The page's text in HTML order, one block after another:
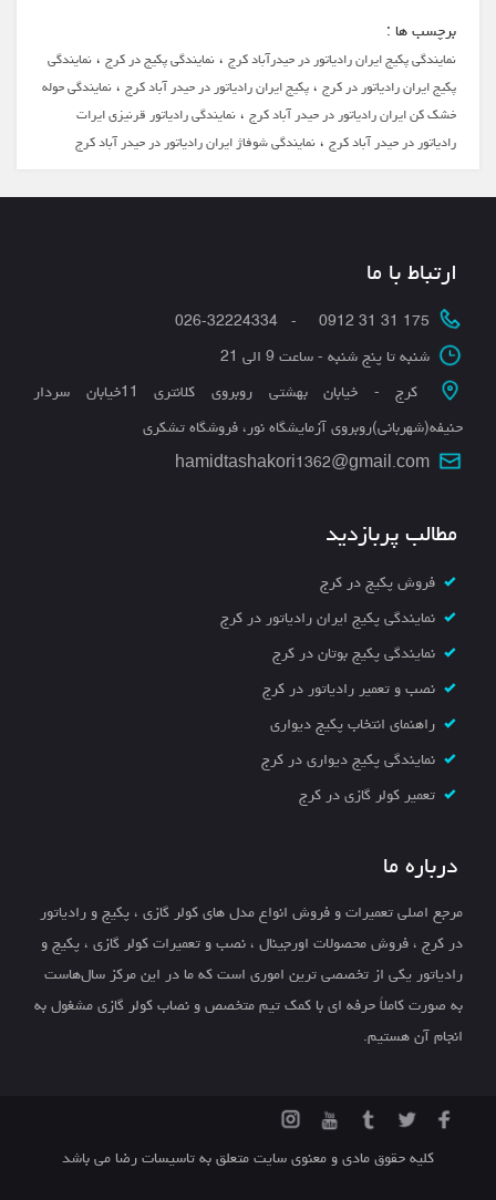
برچسب ها :
نمایندگی پکیج ایران رادیاتور در حیدرآباد کرج،نمایندگی پکیج در کرج،نمایندگی
پکیج ایران رادیاتور در کرج،پکیج ایران رادیاتور در حیدر آباد کرج،نمایندگی حوله
خشک کن ایران رادیاتور در حیدر آباد کرج،نمایندگی رادیاتور قرنیزی ایرات
رادیاتور در حیدر آباد کرج،نمایندگی شوفاژ ایران رادیاتور در حیدر آباد کرج
ارتباط با ما
175 31 31 0912 - 026-32224334
شنبه تا پنج شنبه - ساعت 9 الی 21
کرج - خیابان بهشتی روبروی کلانتری 11خیابان سردار
حنیفه(شهربانی)روبروی آزمایشگاه نور، فروشگاه تشکری
hamidtashakori1362@gmail.com
مطالب پربازدید
فروش پکیج در کرج
نمایندگی پکیج ایران رادیاتور در کرج
نمایندگی پکیج بوتان در کرج
نصب و تعمیر رادیاتور در کرج
راهنمای انتخاب پکیج دیواری
نمایندگی پکیج دیواری در کرج
تعمیر کولر گازی در کرج
درباره ما
مرجع اصلی تعمیرات و فروش انواع مدل های کولر گازی ، پکیج و رادیاتور
در کرج ، فروش محصولات اورجینال ، نصب و تعمیرات کولر گازی ، پکیج و
رادیاتور یکی از تخصصی ترین اموری است که ما در این مرکز سال‌هاست
به صورت کاملاً حرفه ای با کمک تیم متخصص و نصاب کولر گازی مشغول به
انجام آن هستیم.
کلیه حقوق مادی و معنوی سایت متعلق به تاسیسات رضا می باشد